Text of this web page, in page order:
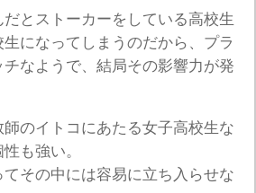
とストーカーをしている高校生
になってしまうのだから、プラ
なようで、結局その影響力が発
のイトコにあたる女子高校生な
も強い。
てその中には容易に立ち入らせな